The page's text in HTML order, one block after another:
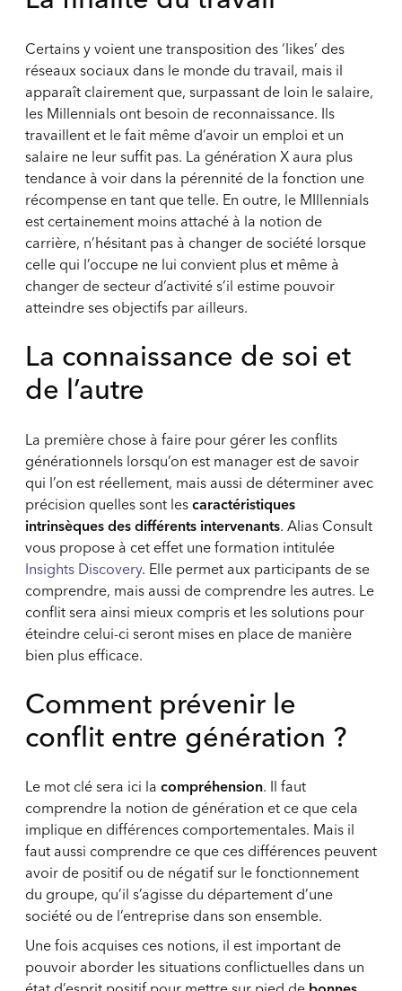
Certains y voient une transposition des ‘likes’ des
réseaux sociaux dans le monde du travail, mais il
apparaît clairement que, surpassant de loin le salaire,
les Millennials ont besoin de reconnaissance. Ils
travaillent et le fait même d’avoir un emploi et un
salaire ne leur suffit pas. La génération X aura plus
tendance à voir dans la pérennité de la fonction une
récompense en tant que telle. En outre, le MIllennials
est certainement moins attaché à la notion de
carrière, n’hésitant pas à changer de société lorsque
celle qui l’occupe ne lui convient plus et même à
changer de secteur d’activité s’il estime pouvoir
atteindre ses objectifs par ailleurs.
La connaissance de soi et
de l’autre
La première chose à faire pour gérer les conflits
générationnels lorsqu’on est manager est de savoir
qui l’on est réellement, mais aussi de déterminer avec
précision quelles sont les caractéristiques
intrinsèques des différents intervenants. Alias Consult
vous propose à cet effet une formation intitulée
Insights Discovery. Elle permet aux participants de se
comprendre, mais aussi de comprendre les autres. Le
conflit sera ainsi mieux compris et les solutions pour
éteindre celui-ci seront mises en place de manière
bien plus efficace.
Comment prévenir le
conflit entre génération ?
Le mot clé sera ici la compréhension. Il faut
comprendre la notion de génération et ce que cela
implique en différences comportementales. Mais il
faut aussi comprendre ce que ces différences peuvent
avoir de positif ou de négatif sur le fonctionnement
du groupe, qu’il s’agisse du département d’une
société ou de l’entreprise dans son ensemble.
Une fois acquises ces notions, il est important de
pouvoir aborder les situations conflictuelles dans un